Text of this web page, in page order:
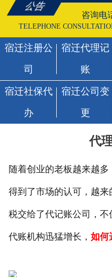
公告
咨询电
TELEPHONE
宿迁注册公
司
宿迁代理记
账
宿迁社保代
办
宿迁公司变
更
代
随着创业的老板越来越
得到了市场的认可，越
税交给了代记账公司，
代账机构迅猛增长， 如何